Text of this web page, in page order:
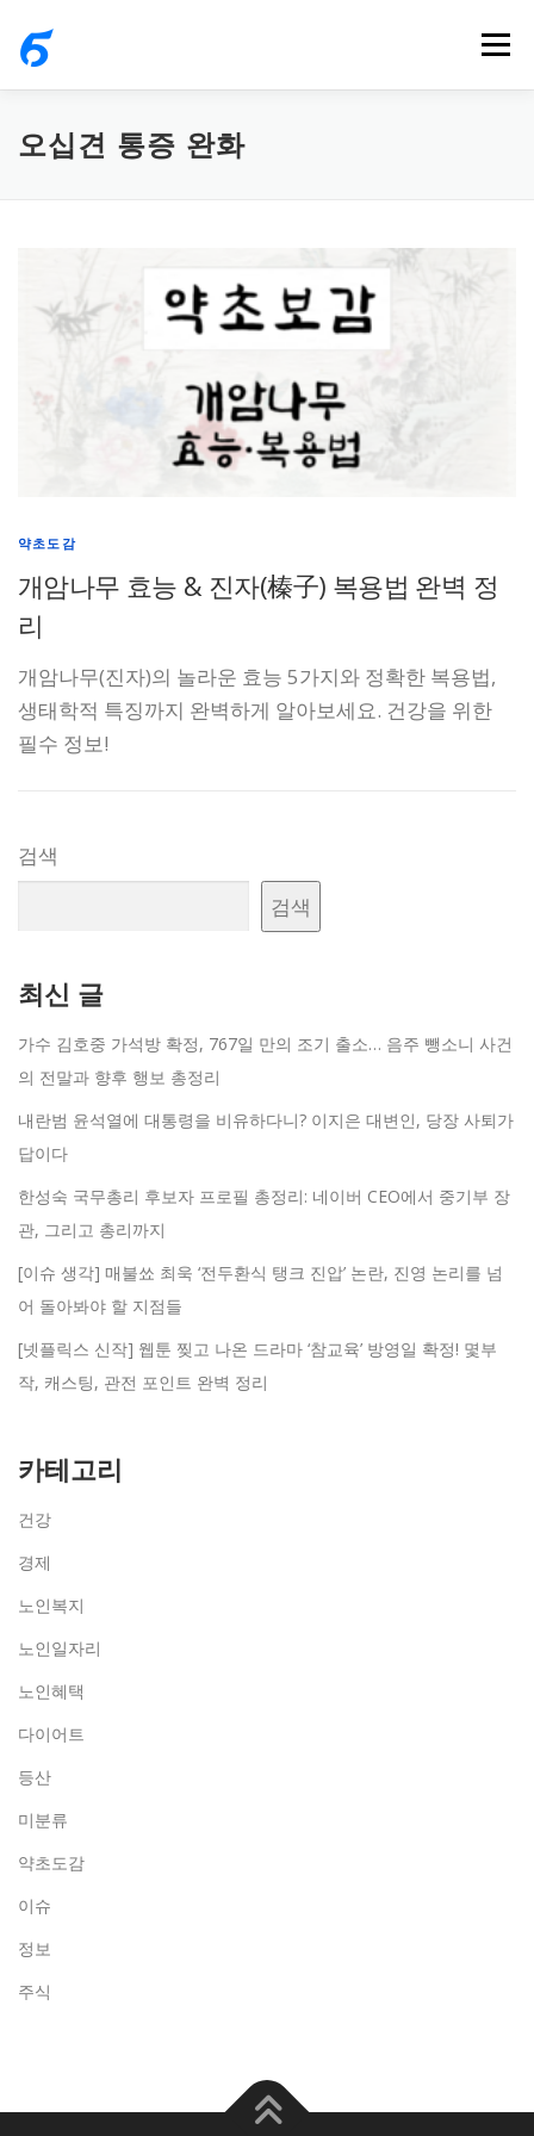
메뉴
오십견 통증 완화
약초도감
개암나무 효능 & 진자(榛子) 복용법 완벽 정
리
개암나무(진자)의 놀라운 효능 5가지와 정확한 복용법,
생태학적 특징까지 완벽하게 알아보세요. 건강을 위한
필수 정보!
검색
검색
최신 글
가수 김호중 가석방 확정, 767일 만의 조기 출소… 음주 뺑소니 사건
의 전말과 향후 행보 총정리
내란범 윤석열에 대통령을 비유하다니? 이지은 대변인, 당장 사퇴가
답이다
한성숙 국무총리 후보자 프로필 총정리: 네이버 CEO에서 중기부 장
관, 그리고 총리까지
[이슈 생각] 매불쑈 최욱 ‘전두환식 탱크 진압’ 논란, 진영 논리를 넘
어 돌아봐야 할 지점들
[넷플릭스 신작] 웹툰 찢고 나온 드라마 ‘참교육’ 방영일 확정! 몇부
작, 캐스팅, 관전 포인트 완벽 정리
카테고리
건강
경제
노인복지
노인일자리
노인혜택
다이어트
등산
미분류
약초도감
이슈
정보
주식